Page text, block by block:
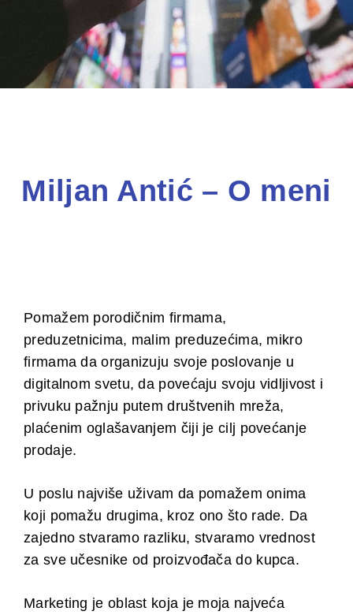
Miljan Antić – O meni
Pomažem porodičnim firmama,
preduzetnicima, malim preduzećima, mikro
firmama da organizuju svoje poslovanje u
digitalnom svetu, da povećaju svoju vidljivost i
privuku pažnju putem društvenih mreža,
plaćenim oglašavanjem čiji je cilj povećanje
prodaje.
U poslu najviše uživam da pomažem onima
koji pomažu drugima, kroz ono što rade. Da
zajedno stvaramo razliku, stvaramo vrednost
za sve učesnike od proizvođača do kupca.
Marketing je oblast koja je moja najveća